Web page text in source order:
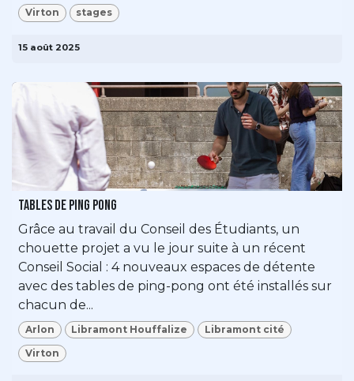
Virton stages
15 août 2025
Tables de ping pong
Grâce au travail du Conseil des Étudiants, un
chouette projet a vu le jour suite à un récent
Conseil Social : 4 nouveaux espaces de détente
avec des tables de ping-pong ont été installés sur
chacun de...
Arlon Libramont Houffalize Libramont cité
Virton